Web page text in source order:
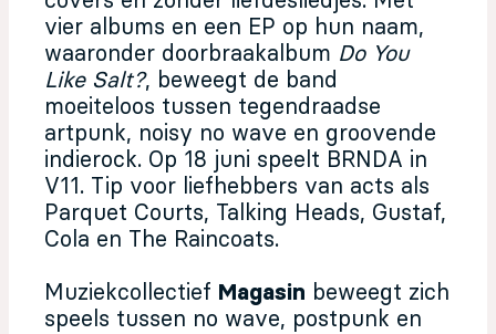
vier albums en een EP op hun naam,
waaronder doorbraakalbum Do You
Like Salt?, beweegt de band
moeiteloos tussen tegendraadse
artpunk, noisy no wave en groovende
indierock. Op 18 juni speelt BRNDA in
V11. Tip voor liefhebbers van acts als
Parquet Courts, Talking Heads, Gustaf,
Cola en The Raincoats.
Muziekcollectief Magasin beweegt zich
speels tussen no wave, postpunk en